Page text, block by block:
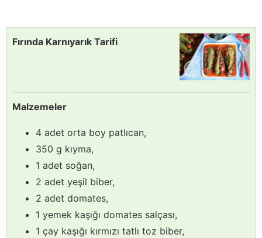
Fırında Karnıyarık Tarifi
Malzemeler
4 adet orta boy patlıcan,
350 g kıyma,
1 adet soğan,
2 adet yeşil biber,
2 adet domates,
1 yemek kaşığı domates salçası,
1 çay kaşığı kırmızı tatlı toz biber,